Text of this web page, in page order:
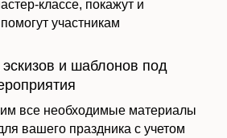
классе, покажут и
участникам
эскизов и шаблонов под
все необходимые материалы
вашего праздника с учетом